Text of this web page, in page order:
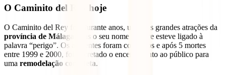
O Caminito del Rey hoje
O Caminito del Rey foi, durante anos, uma das grandes atrações da
província de Málaga
, mas o seu nome sempre esteve ligado à
palavra “perigo”. Os acidentes foram contínuos e após 5 mortes
entre 1999 e 2000, foi decretado o encerramento ao público para
uma remodelação completa.